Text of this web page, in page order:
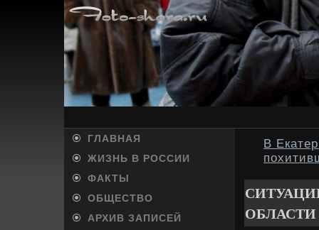
ГЛАВНАЯ
ЖИЗНЬ В РОССИИ
ФАКТЫ
ОБЩЕСТВО
АРХИВ ЗАПИСЕЙ
В